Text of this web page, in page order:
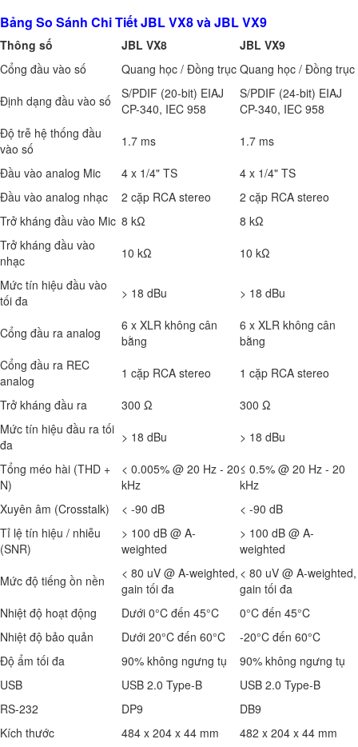
Bảng So Sánh Chi Tiết JBL VX8 và JBL VX9
Thông số JBL VX8
JBL VX9
Cổng đầu vào số
Quang học / Đồng trục Quang học / Đồng trục
Định dạng đầu vào số
S/PDIF (20-bit) EIAJ
CP-340, IEC 958
S/PDIF (24-bit) EIAJ
CP-340, IEC 958
Độ trễ hệ thống đầu
vào số
1.7 ms
1.7 ms
Đầu vào analog Mic
4 x 1/4" TS
4 x 1/4" TS
Đầu vào analog nhạc
2 cặp RCA stereo
2 cặp RCA stereo
Trở kháng đầu vào Mic 8 kΩ
8 kΩ
Trở kháng đầu vào
nhạc
10 kΩ
10 kΩ
Mức tín hiệu đầu vào
tối đa
> 18 dBu > 18 dBu
Cổng đầu ra analog
6 x XLR không cân
bằng
6 x XLR không cân
bằng
Cổng đầu ra REC
analog
1 cặp RCA stereo
1 cặp RCA stereo
Trở kháng đầu ra
300 Ω
300 Ω
Mức tín hiệu đầu ra tối
đa
> 18 dBu
> 18 dBu
Tổng méo hài (THD +
N)
< 0.005% @ 20 Hz - 20
kHz
≤ 0.5% @ 20 Hz - 20
kHz
Xuyên âm (Crosstalk)
< -90 dB
< -90 dB
Tỉ lệ tín hiệu / nhiễu
(SNR)
> 100 dB @ A-
weighted
> 100 dB @ A-
weighted
Mức độ tiếng ồn nền
< 80 uV @ A-weighted,
gain tối đa
< 80 uV @ A-weighted,
gain tối đa
Nhiệt độ hoạt động
Dưới 0°C đến 45°C
0°C đến 45°C
Nhiệt độ bảo quản
Dưới 20°C đến 60°C
-20°C đến 60°C
Độ ẩm tối đa
90% không ngưng tụ
90% không ngưng tụ
USB
USB 2.0 Type-B
USB 2.0 Type-B
RS-232
DP9
DB9
Kích thước
484 x 204 x 44 mm 482 x 204 x 44 mm